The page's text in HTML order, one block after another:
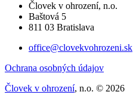
Človek v ohrození, n.o.
Baštová 5
811 03 Bratislava
office@clovekvohrozeni.sk
Ochrana osobných údajov
Človek v ohrození, n.o. © 2026